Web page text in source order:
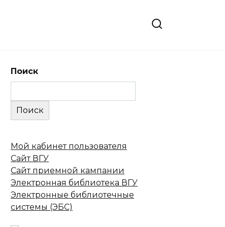
Поиск
Поиск
Мой кабинет пользователя
Сайт ВГУ
Сайт приемной кампании
Электронная библиотека ВГУ
Электронные библиотечные
системы (ЭБС)